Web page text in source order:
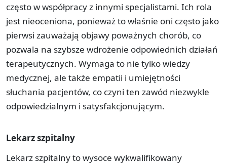
często w współpracy z innymi specjalistami. Ich rola
jest nieoceniona, ponieważ to właśnie oni często jako
pierwsi zauważają objawy poważnych chorób, co
pozwala na szybsze wdrożenie odpowiednich działań
terapeutycznych. Wymaga to nie tylko wiedzy
medycznej, ale także empatii i umiejętności
słuchania pacjentów, co czyni ten zawód niezwykle
odpowiedzialnym i satysfakcjonującym.
Lekarz szpitalny
Lekarz szpitalny to wysoce wykwalifikowany